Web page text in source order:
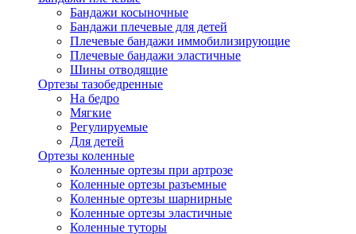
Бандажи косыночные
Бандажи плечевые для детей
Плечевые бандажи иммобилизирующие
Плечевые бандажи эластичные
Шины отводящие
Ортезы тазобедренные
На бедро
Мягкие
Регулируемые
Для детей
Ортезы коленные
Коленные ортезы при артрозе
Коленные ортезы разъемные
Коленные ортезы шарнирные
Коленные ортезы эластичные
Коленные туторы